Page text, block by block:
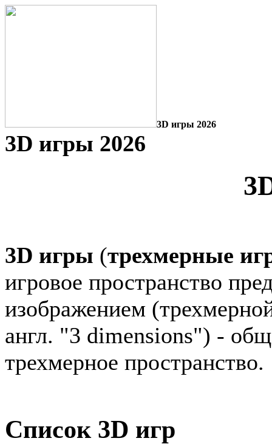
3D игры 2026
3D игры 2026
3D игры (трехмерные
игровое пространство
изображением
англ. "3 dimensions") -
трехмерное пространство.
Список 3D игр